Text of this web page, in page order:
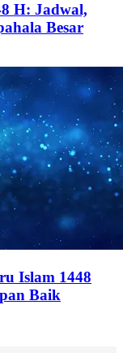
H: Jadwal,
Besar
Islam 1448
Baik